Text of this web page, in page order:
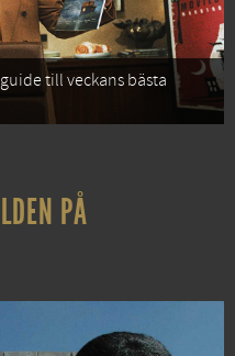
till veckans bästa
PÅ